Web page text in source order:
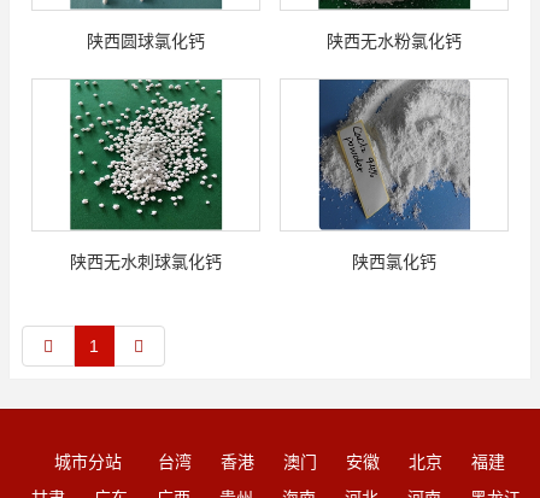
陕西圆球氯化钙 陕西无水粉氯化钙
陕西无水刺球氯化钙 陕西氯化钙
1
城市分站 台湾 香港 澳门 安徽 北京
福建